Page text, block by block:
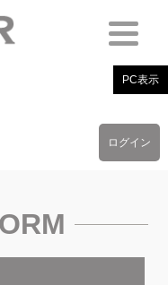
PC表示
ログイン